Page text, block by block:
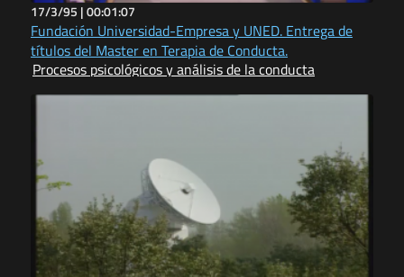
17/3/95 |00:01:07
Fundación Universidad-Empresa y UNED. Entrega de
títulos del Master en Terapia de Conducta.
Procesos psicológicos y análisis de la conducta